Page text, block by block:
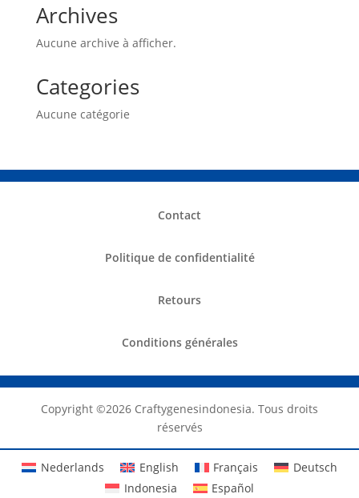
Archives
Aucune archive à afficher.
Categories
Aucune catégorie
Contact
Politique de confidentialité
Retours
Conditions générales
Copyright ©️2026 Craftygenesindonesia. Tous droits
réservés
Nederlands English Français
Deutsch
Indonesia
Español